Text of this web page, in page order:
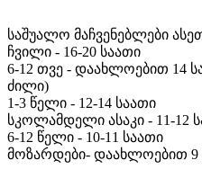
საშუალო მაჩვენებლები
ჩვილი - 16-20 საათი
6-12 თვე - დაახლოებით 14
ძილი)
1-3 წელი - 12-14 საათი
სკოლამდელი ასაკი - 11-12
6-12 წელი - 10-11 საათი
მოზარდები- დაახლოებით 9